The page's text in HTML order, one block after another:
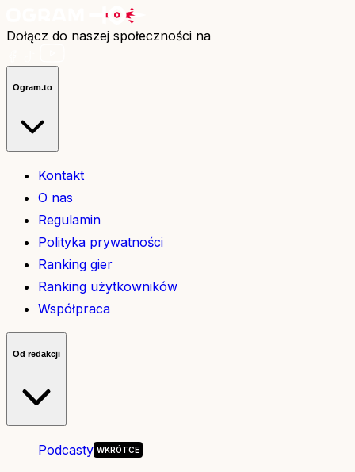
Dołącz do naszej społeczności na
Ogram.to
Kontakt
O nas
Regulamin
Polityka prywatności
Ranking gier
Ranking użytkowników
Współpraca
Od redakcji
Podcasty